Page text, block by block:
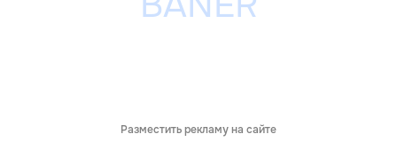
Разместить рекламу на сайте